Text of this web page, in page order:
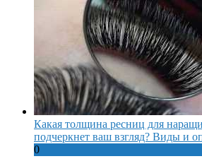
Какая толщина ресниц для
подчеркнет ваш взгляд? Виды и
0